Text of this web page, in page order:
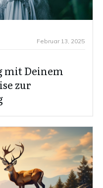
Februar 13, 2025
mit Deinem
zur